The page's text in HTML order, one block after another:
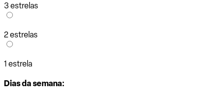
3 estrelas
2 estrelas
1 estrela
Dias da semana: